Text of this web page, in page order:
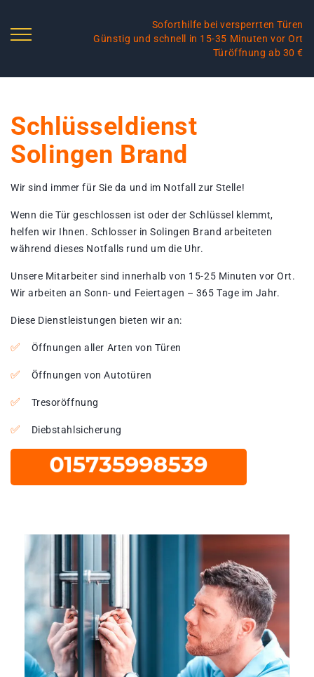
Soforthilfe bei versperrten Türen
Günstig und schnell in 15-35 Minuten vor Ort
Türöffnung ab 30 €
Schlüsseldienst
Solingen Brand
Wir sind immer für Sie da und im Notfall zur Stelle!
Wenn die Tür geschlossen ist oder der Schlüssel klemmt,
helfen wir Ihnen. Schlosser in Solingen Brand arbeiteten
während dieses Notfalls rund um die Uhr.
Unsere Mitarbeiter sind innerhalb von 15-25 Minuten vor Ort.
Wir arbeiten an Sonn- und Feiertagen – 365 Tage im Jahr.
Diese Dienstleistungen bieten wir an:
Öffnungen aller Arten von Türen
Öffnungen von Autotüren
Tresoröffnung
Diebstahlsicherung